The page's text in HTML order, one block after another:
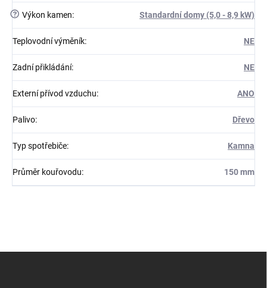
? Výkon kamen: Standardní domy (5,0 - 8,9 kW)
Teplovodní výměník: NE
Zadní přikládání: NE
Externí přívod vzduchu: ANO
Palivo: Dřevo
Typ spotřebiče: Kamna
Průměr kouřovodu: 150 mm